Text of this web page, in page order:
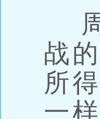
周
战
所
一